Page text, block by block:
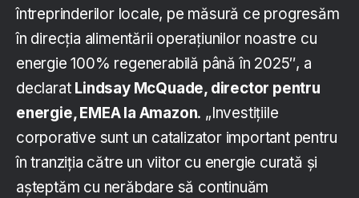
întreprinderilor locale, pe măsură ce progresăm
în direcția alimentării operațiunilor noastre cu
energie 100% regenerabilă până în 2025″, a
declarat Lindsay McQuade, director pentru
energie, EMEA la Amazon. „Investițiile
corporative sunt un catalizator important pentru
în tranziția către un viitor cu energie curată și
așteptăm cu nerăbdare să continuăm